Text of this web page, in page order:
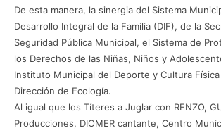
De esta manera, la sinergia del Sistema
Desarrollo Integral de la Familia (DIF), de la
Seguridad Pública Municipal, el Sistema de
los Derechos de las Niñas, Niños y
Instituto Municipal del Deporte y Cultura Física
Dirección de Ecología.
Al igual que los Títeres a Juglar con RENZO,
Producciones, DIOMER cantante, Centro